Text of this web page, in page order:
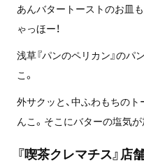
あんバタートーストのお皿
ゃっほー！
浅草『パンのペリカン』のパ
こ。
外サクッと、中ふわもちの
んこ。そこにバターの塩気
『喫茶クレマチス』店